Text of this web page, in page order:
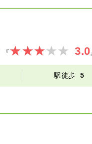
『 3.0
駅徒歩 5